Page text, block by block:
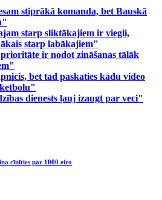
stiprākā komanda, bet Bauskā
starp sliktākajiem ir viegli,
starp labākajiem"
ir nodot zināšanas tālāk
bet tad paskaties kādu video
dienests ļauj izaugt par veci"
cīnīties par 1000 eiro